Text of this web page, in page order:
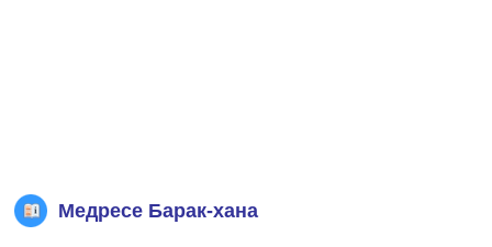
Медресе Барак-хана